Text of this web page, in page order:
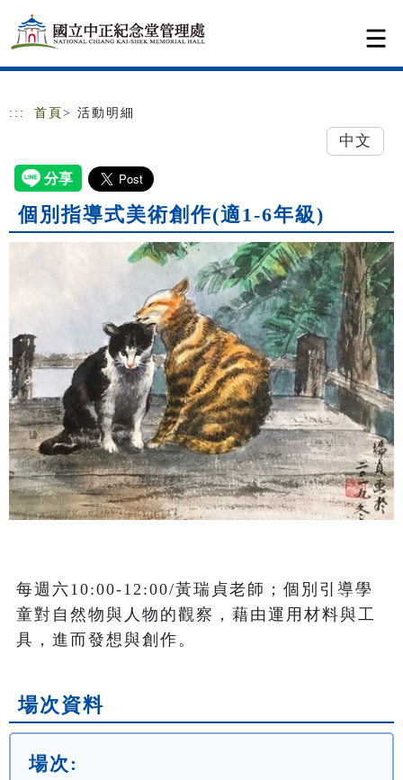
跳到主要內容
網站導覽
::: 首頁 > 活動明細
中文
個別指導式美術創作(適1-6年級)
每週六10:00-12:00/黃瑞貞老師；個別引導學
童對自然物與人物的觀察，藉由運用材料與工
具，進而發想與創作。
場次資料
場次: